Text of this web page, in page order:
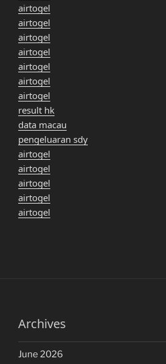
airtogel
airtogel
airtogel
airtogel
airtogel
airtogel
airtogel
result hk
data macau
pengeluaran sdy
airtogel
airtogel
airtogel
airtogel
airtogel
Archives
June 2026